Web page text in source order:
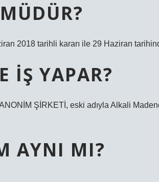
2018 tarihli kararı ile 29 Haziran
IŞ YAPAR?
ŞİRKETİ, eski adıyla Alkali
AYNI MI?